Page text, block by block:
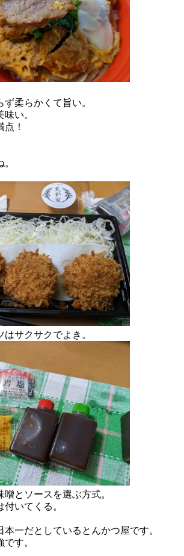
柔らかくて旨い。
い。
！
サクサクでよき。
噌とソースを選ぶ方式。
いてくる。
本一だとしているとんかつ屋です。
す。